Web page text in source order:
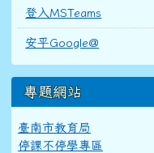
登入MSTeams
安平Google@
專題網站
臺南市教育局
停課不停學專區